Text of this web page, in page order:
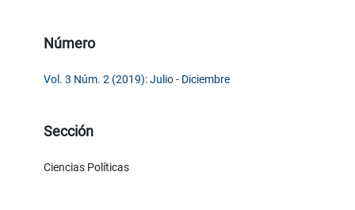
Número
Vol. 3 Núm. 2 (2019): Julio - Diciembre
Sección
Ciencias Políticas